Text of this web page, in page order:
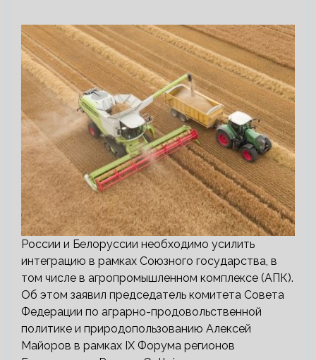
России и Белоруссии необходимо усилить
интеграцию в рамках Союзного государства, в
том числе в агропромышленном комплексе (АПК).
Об этом заявил председатель комитета Совета
Федерации по аграрно-продовольственной
политике и природопользованию Алексей
Майоров в рамках IX Форума регионов